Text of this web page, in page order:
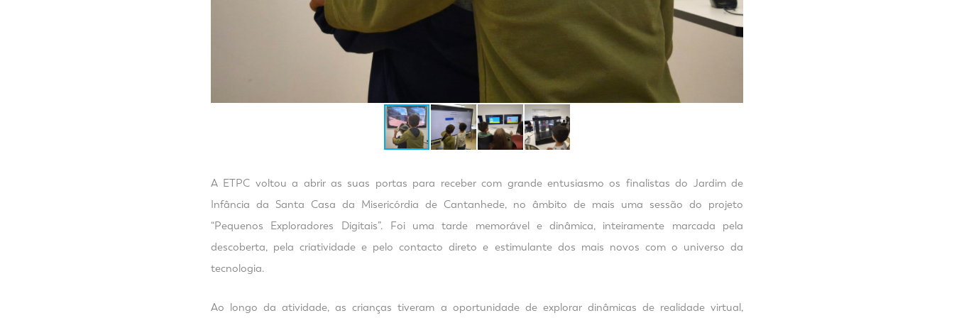
A ETPC voltou a abrir as suas portas para receber com grande entusiasmo os finalistas do Jardim de
Infância da Santa Casa da Misericórdia de Cantanhede, no âmbito de mais uma sessão do projeto
“Pequenos Exploradores Digitais”. Foi uma tarde memorável e dinâmica, inteiramente marcada pela
descoberta, pela criatividade e pelo contacto direto e estimulante dos mais novos com o universo da
tecnologia.
Ao longo da atividade, as crianças tiveram a oportunidade de explorar dinâmicas de realidade virtual,